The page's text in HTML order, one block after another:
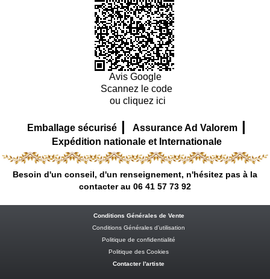
Avis Google
Scannez le code
ou cliquez ici
Emballage sécurisé | Assurance Ad Valorem |
Expédition nationale et Internationale
Besoin d'un conseil, d'un renseignement, n'hésitez pas à la
contacter au 06 41 57 73 92
Conditions Générales de Vente
Conditions Générales d’utilisation
Politique de confidentialité
Politique des Cookies
Contacter l'artiste